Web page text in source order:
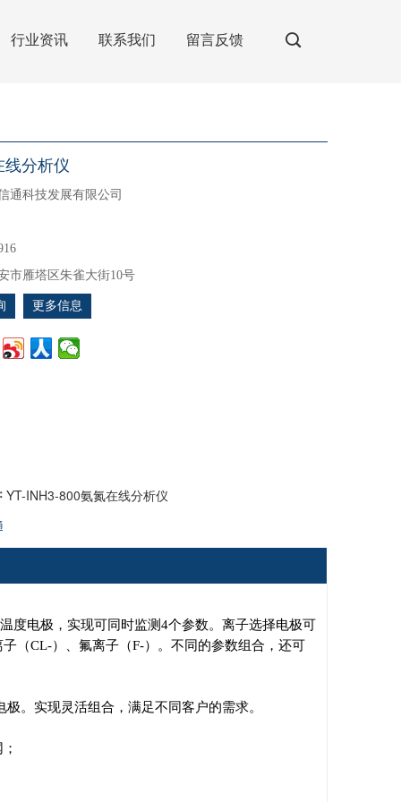
行业资讯 联系我们 留言反馈
线分析仪
通科技发展有限公司
市雁塔区朱雀大街10号
更多信息
YT-INH3-800氨氮在线分析仪
度电极，实现可同时监测4个参数。离子选择电极可
（CL-）、氟离子（F-）。不同的参数组合，还可
。实现灵活组合，满足不同客户的需求。